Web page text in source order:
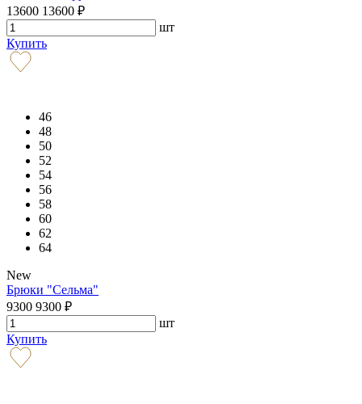
13600 13600 ₽
шт
Купить
46
48
50
52
54
56
58
60
62
64
New
Брюки "Сельма"
9300 9300 ₽
шт
Купить